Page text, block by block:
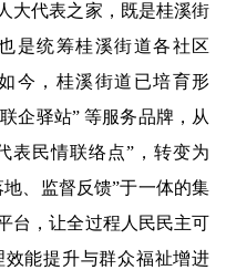
大代表之家，既是桂溪街
是统筹桂溪街道各社区
今，桂溪街道已培育形
企驿站” 等服务品牌，从
表民情联络点”，转变为
、监督反馈”于一体的集
台，让全过程人民民主可
能提升与群众福祉增进